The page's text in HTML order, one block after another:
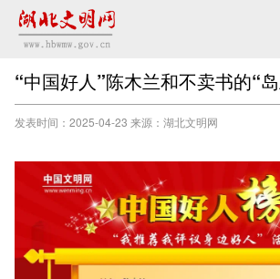
“中国好人”陈木兰和不卖书的“
发表时间：2025-04-23 来源：湖北文明网